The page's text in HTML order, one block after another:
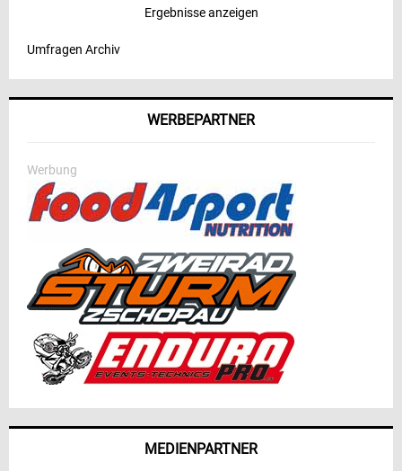
Ergebnisse anzeigen
Umfragen Archiv
WERBEPARTNER
Werbung
MEDIENPARTNER